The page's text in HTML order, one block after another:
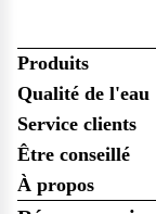
Produits
Qualité de l'eau
Service clients
Être conseillé
À propos